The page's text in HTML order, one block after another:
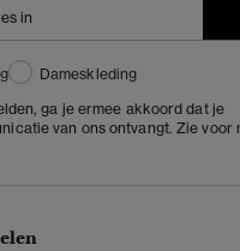
Dameskleding
ga je ermee akkoord dat je
van ons ontvangt. Zie voor